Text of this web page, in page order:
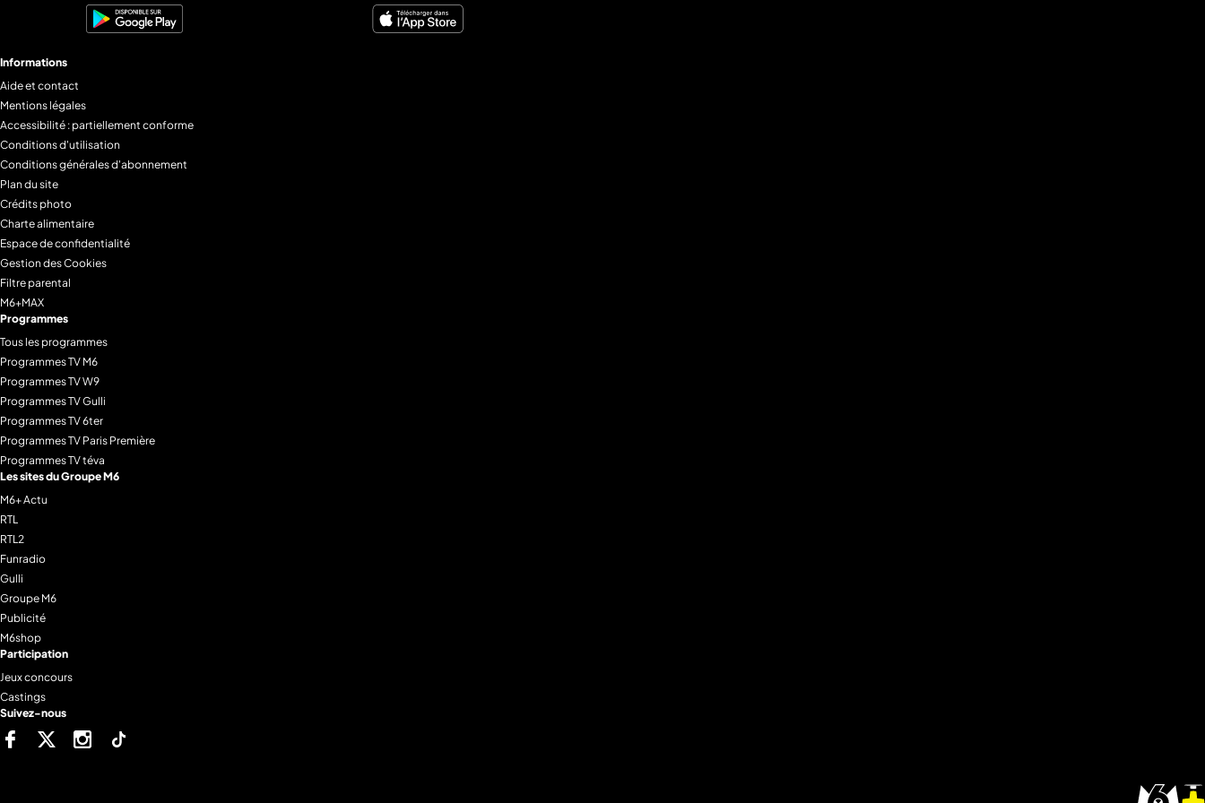
Informations
Aide et contact
Mentions légales
Accessibilité : partiellement conforme
Conditions d'utilisation
Conditions générales d'abonnement
Plan du site
Crédits photo
Charte alimentaire
Espace de confidentialité
Gestion des Cookies
Filtre parental
M6+MAX
Programmes
Tous les programmes
Programmes TV M6
Programmes TV W9
Programmes TV Gulli
Programmes TV 6ter
Programmes TV Paris Première
Programmes TV téva
Les sites du Groupe M6
M6+ Actu
RTL
RTL2
Funradio
Gulli
Groupe M6
Publicité
M6shop
Participation
Jeux concours
Castings
Suivez-nous
FacebookTwitter Instagram